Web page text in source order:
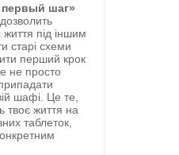
шаг»
під іншим
старі схеми
перший крок
не просто
шафі. Це те,
твоє життя на
таблеток,